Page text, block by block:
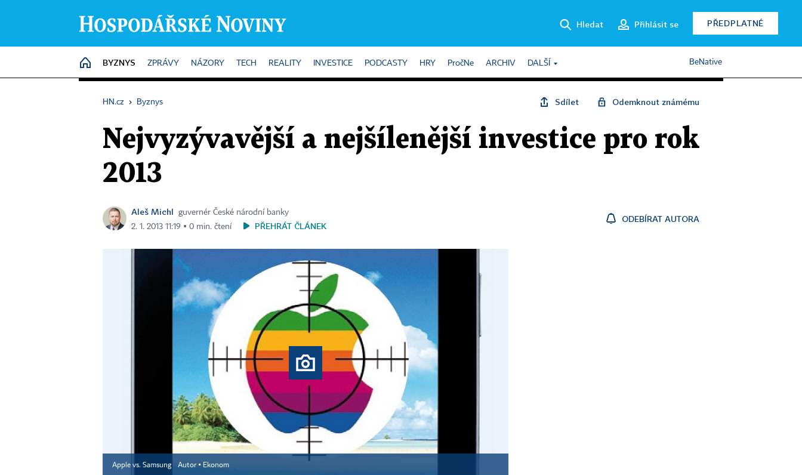
Hledat Přihlásit se PŘEDPLATNÉ
HOME
BYZNYS ZPRÁVY NÁZORY TECH REALITY INVESTICE PODCASTY HRY PročNe ARCHIV DALŠÍ BeNative
HN.cz › Byznys Sdílet Odemknout známému
Nejvyzývavější a nejšílenější investice pro rok
2013
Aleš Michl
guvernér České národní banky
2. 1. 2013 11:19 ▪ 0 min. čtení
PŘEHRÁT ČLÁNEK
ODEBÍRAT AUTORA
Apple vs. Samsung Autor ▪ Ekonom